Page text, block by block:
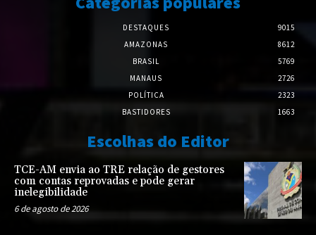
DESTAQUES
9015
AMAZONAS
8612
BRASIL
5769
MANAUS
2726
POLÍTICA
2323
BASTIDORES
1663
Escolhas do Editor
TCE-AM envia ao TRE relação de gestores
com contas reprovadas e pode gerar
inelegibilidade
6 de agosto de 2026